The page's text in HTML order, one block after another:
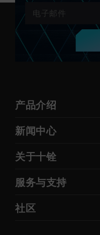
产品介绍
新闻中心
关于十铨
服务与支持
社区